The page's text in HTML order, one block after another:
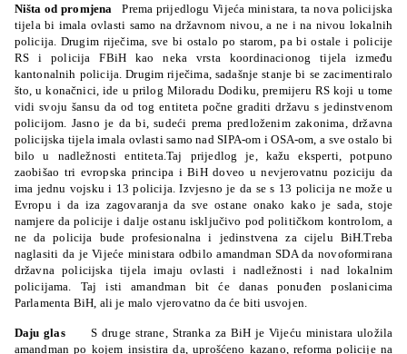
Ništa od promjenaPrema prijedlogu Vijeća ministara, ta nova policijska
tijela bi imala ovlasti samo na državnom nivou, a ne i na nivou lokalnih
policija. Drugim riječima, sve bi ostalo po starom, pa bi ostale i policije
RS i policija FBiH kao neka vrsta koordinacionog tijela između
kantonalnih policija. Drugim riječima, sadašnje stanje bi se zacimentiralo
što, u konačnici, ide u prilog Miloradu Dodiku, premijeru RS koji u tome
vidi svoju šansu da od tog entiteta počne graditi državu s jedinstvenom
policijom. Jasno je da bi, sudeći prema predloženim zakonima, državna
policijska tijela imala ovlasti samo nad SIPA-om i OSA-om, a sve ostalo bi
bilo u nadležnosti entiteta.Taj prijedlog je, kažu eksperti, potpuno
zaobišao tri evropska principa i BiH doveo u nevjerovatnu poziciju da
ima jednu vojsku i 13 policija. Izvjesno je da se s 13 policija ne može u
Evropu i da iza zagovaranja da sve ostane onako kako je sada, stoje
namjere da policije i dalje ostanu isključivo pod političkom kontrolom, a
ne da policija bude profesionalna i jedinstvena za cijelu BiH.Treba
naglasiti da je Vijeće ministara odbilo amandman SDA da novoformirana
državna policijska tijela imaju ovlasti i nadležnosti i nad lokalnim
policijama. Taj isti amandman bit će danas ponuđen poslanicima
Parlamenta BiH, ali je malo vjerovatno da će biti usvojen.
Daju glasS druge strane, Stranka za BiH je Vijeću ministara uložila
amandman po kojem insistira da, uprošćeno kazano, reforma policije na